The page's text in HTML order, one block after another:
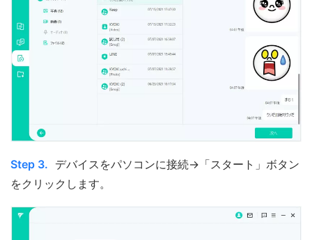
Step 3. デバイスをパソコンに接続→「スタート」ボタン
をクリックします。